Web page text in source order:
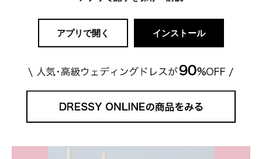
アプリで開く インストール